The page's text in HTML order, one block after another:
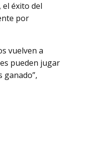
éxito del
por
vuelven a
pueden jugar
ganado”,